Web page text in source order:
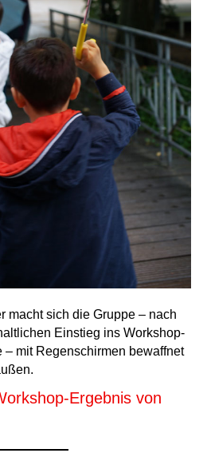
macht sich die Gruppe – nach
Einstieg ins Workshop-
mit Regenschirmen bewaffnet
Ergebnis von